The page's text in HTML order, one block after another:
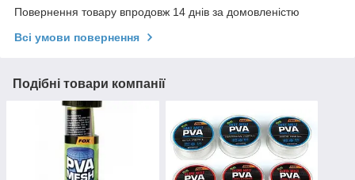
Повернення товару впродовж 14 днів за домовленістю
Всі умови повернення
Подібні товари компанії